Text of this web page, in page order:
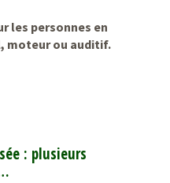
les personnes en
moteur ou auditif.
: plusieurs